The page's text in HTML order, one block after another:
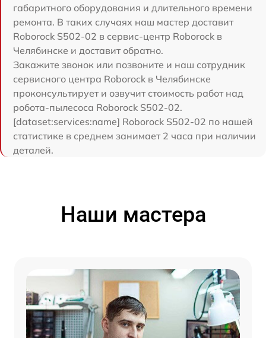
габаритного оборудования и длительного времени
ремонта. В таких случаях наш мастер доставит
Roborock S502-02 в сервис-центр Roborock в
Челябинске и доставит обратно.
Закажите звонок или позвоните и наш сотрудник
сервисного центра Roborock в Челябинске
проконсультирует и озвучит стоимость работ над
робота-пылесоса Roborock S502-02.
[dataset:services:name] Roborock S502-02 по нашей
статистике в среднем занимает 2 часа при наличии
деталей.
Наши мастера